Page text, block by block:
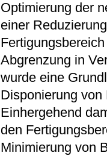
Optimierung der
einer
Abgrenzung in
wurde eine
Disponierung
Einhergehend
den
Minimierung von